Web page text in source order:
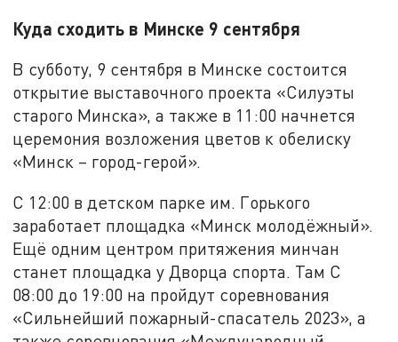
Куда сходить в Минске 9 сентября
В субботу, 9 сентября в Минске состоится
открытие выставочного проекта «Силуэты
старого Минска», а также в 11:00 начнется
церемония возложения цветов к обелиску
«Минск – город-герой».
С 12:00 в детском парке им. Горького
заработает площадка «Минск молодёжный».
Ещё одним центром притяжения минчан
станет площадка у Дворца спорта. Там С
08:00 до 19:00 на пройдут соревнования
«Сильнейший пожарный-спасатель 2023», а